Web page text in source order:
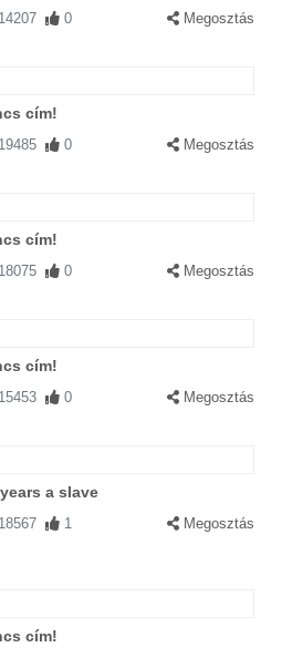
14207 0 Megosztás
cím!
19485 0 Megosztás
cím!
18075 0 Megosztás
cím!
15453 0 Megosztás
a slave
18567 1 Megosztás
cím!